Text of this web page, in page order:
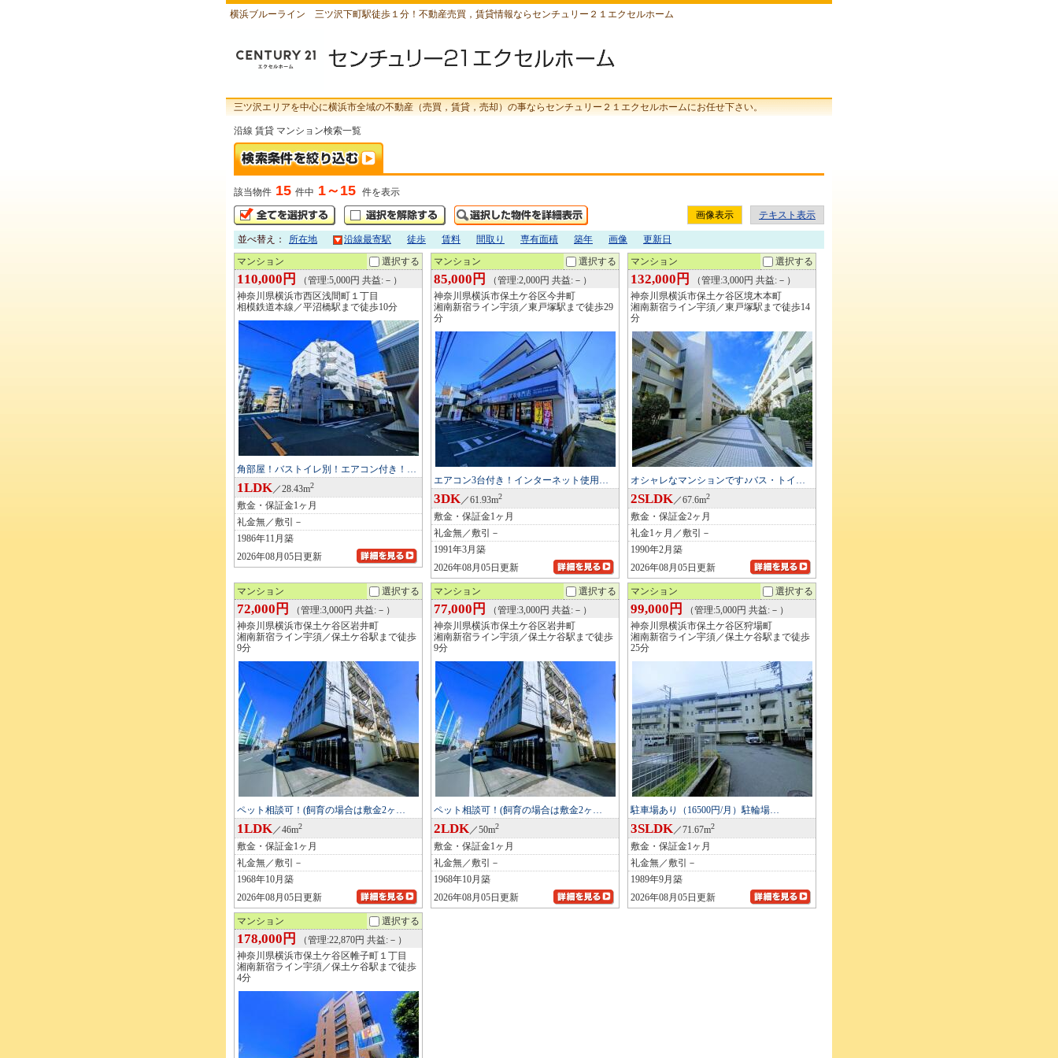
横浜ブルーライン 三ツ沢下町駅徒歩１分！不動産売買，賃貸情報ならセンチュリー２１エクセルホーム
三ツ沢エリアを中心に横浜市全域の不動産（売買，賃貸，売却）の事ならセンチュリー２１エクセルホームにお任せ下さい。
沿線 賃貸 マンション検索一覧
該当物件 15 件中 1～15 件を表示
画像表示 テキスト表示
並べ替え： 所在地 沿線最寄駅 徒歩 賃料 間取り 専有面積 築年 画像 更新日
マンション 選択する
110,000円
（管理:5,000円 共益:－）
神奈川県横浜市西区浅間町１丁目
相模鉄道本線／平沼橋駅まで徒歩10分
角部屋！バストイレ別！エアコン付き！…
1LDK／28.43m2
敷金・保証金1ヶ月
礼金無／敷引－
1986年11月築
2026年08月05日更新
マンション 選択する
85,000円
（管理:2,000円 共益:－）
神奈川県横浜市保土ケ谷区今井町
湘南新宿ライン宇須／東戸塚駅まで徒歩29
分
エアコン3台付き！インターネット使用…
3DK／61.93m2
敷金・保証金1ヶ月
礼金無／敷引－
1991年3月築
2026年08月05日更新
マンション 選択する
132,000円
（管理:3,000円 共益:－）
神奈川県横浜市保土ケ谷区境木本町
湘南新宿ライン宇須／東戸塚駅まで徒歩14
分
オシャレなマンションです♪バス・トイ…
2SLDK／67.6m2
敷金・保証金2ヶ月
礼金1ヶ月／敷引－
1990年2月築
2026年08月05日更新
マンション 選択する
72,000円
（管理:3,000円 共益:－）
神奈川県横浜市保土ケ谷区岩井町
湘南新宿ライン宇須／保土ケ谷駅まで徒歩
9分
ペット相談可！(飼育の場合は敷金2ヶ…
1LDK／46m2
敷金・保証金1ヶ月
礼金無／敷引－
1968年10月築
2026年08月05日更新
マンション 選択する
77,000円
（管理:3,000円 共益:－）
神奈川県横浜市保土ケ谷区岩井町
湘南新宿ライン宇須／保土ケ谷駅まで徒歩
9分
ペット相談可！(飼育の場合は敷金2ヶ…
2LDK／50m2
敷金・保証金1ヶ月
礼金無／敷引－
1968年10月築
2026年08月05日更新
マンション 選択する
99,000円
（管理:5,000円 共益:－）
神奈川県横浜市保土ケ谷区狩場町
湘南新宿ライン宇須／保土ケ谷駅まで徒歩
25分
駐車場あり（16500円/月）駐輪場…
3SLDK／71.67m2
敷金・保証金1ヶ月
礼金無／敷引－
1989年9月築
2026年08月05日更新
マンション 選択する
178,000円
（管理:22,870円 共益:－）
神奈川県横浜市保土ケ谷区帷子町１丁目
湘南新宿ライン宇須／保土ケ谷駅まで徒歩
4分